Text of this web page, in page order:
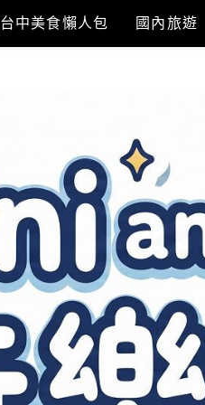
台中美食懶人包 國內旅遊